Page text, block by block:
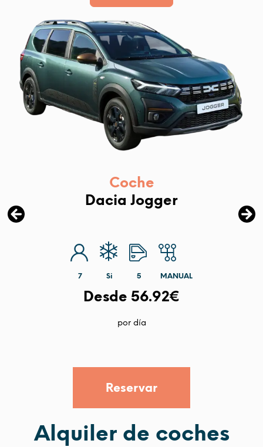
Coche
Dacia Jogger
7 Si 5 MANUAL
Desde 56.92€
por día
Reservar
Alquiler de coches